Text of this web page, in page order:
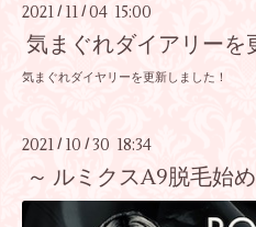
2021 / 11 / 04 15:00
気まぐれダイアリーを
気まぐれダイヤリーを更新しました！
2021 / 10 /30 18:34
～ ルミクスA9脱毛始